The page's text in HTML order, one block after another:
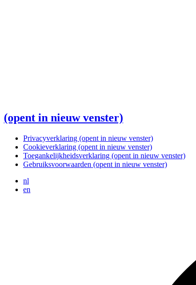
(opent in nieuw venster)
Privacyverklaring (opent in nieuw venster)
Cookieverklaring (opent in nieuw venster)
Toegankelijkheidsverklaring (opent in nieuw venster)
Gebruiksvoorwaarden (opent in nieuw venster)
nl
en